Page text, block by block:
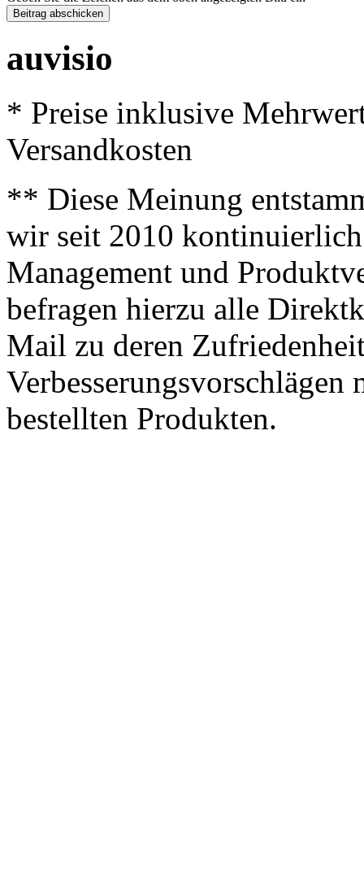
auvisio
* Preise inklusive
Versandkosten
** Diese Meinung
wir seit 2010
Management und
befragen hierzu alle
Mail zu deren
bestellten Produkten.